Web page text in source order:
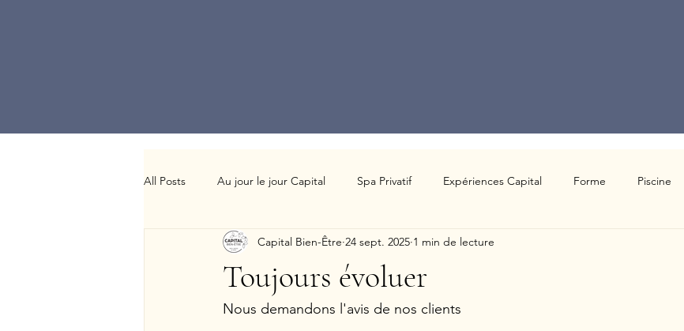
All Posts Au jour le jour Capital Spa Privatif Expériences Capital Forme Piscine
Toujours évoluer
Capital Bien-Être 24 sept. 2025 1 min de lecture
Nous demandons l'avis de nos clients